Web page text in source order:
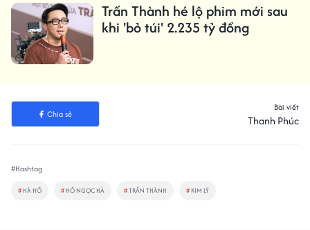
Trấn Thành hé lộ phim mới sau
khi 'bỏ túi' 2.235 tỷ đồng
Chia sẻ
Bài viết
Thanh Phúc
#Hashtag
# HÀ HỒ # HỒ NGỌC HÀ #TRẤN THÀNH # KIM LÝ